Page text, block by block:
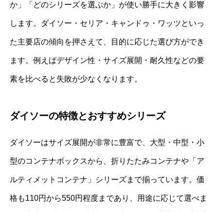
か」「どのシリーズを選ぶか」が使い勝手に大きく影響
します。ダイソー・セリア・キャンドゥ・ワッツといっ
た主要店の傾向を押さえて、目的に応じた選び方ができ
ます。例えばデザイン性・サイズ展開・耐久性などの要
素を比べると失敗が少なくなります。
ダイソーの特徴とおすすめシリーズ
ダイソーはサイズ展開が非常に豊富で、大型・中型・小
型のコンテナボックスから、折りたたみコンテナや「ア
ルティメットコンテナ」シリーズまで揃っています。価
格も110円から550円程度まであり、用途に応じて選べま